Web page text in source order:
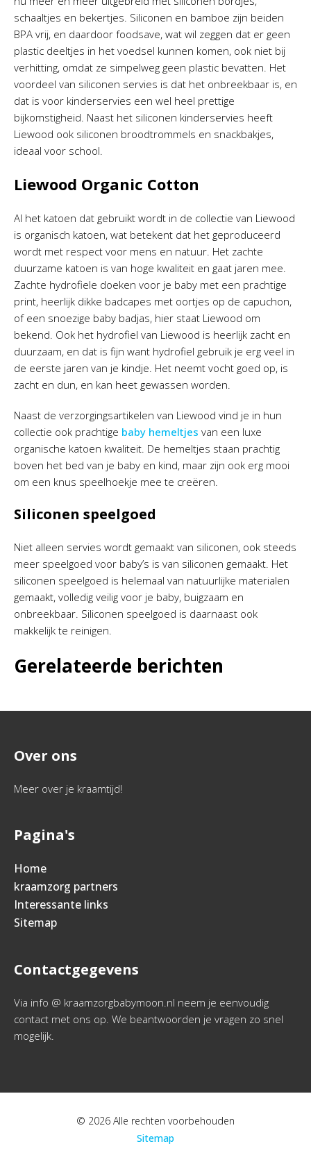
schaaltjes en bekertjes. Siliconen en bamboe zijn beiden
BPA vrij, en daardoor foodsave, wat wil zeggen dat er geen
plastic deeltjes in het voedsel kunnen komen, ook niet bij
verhitting, omdat ze simpelweg geen plastic bevatten. Het
voordeel van siliconen servies is dat het onbreekbaar is, en
dat is voor kinderservies een wel heel prettige
bijkomstigheid. Naast het siliconen kinderservies heeft
Liewood ook siliconen broodtrommels en snackbakjes,
ideaal voor school.
Liewood Organic Cotton
Al het katoen dat gebruikt wordt in de collectie van Liewood
is organisch katoen, wat betekent dat het geproduceerd
wordt met respect voor mens en natuur. Het zachte
duurzame katoen is van hoge kwaliteit en gaat jaren mee.
Zachte hydrofiele doeken voor je baby met een prachtige
print, heerlijk dikke badcapes met oortjes op de capuchon,
of een snoezige baby badjas, hier staat Liewood om
bekend. Ook het hydrofiel van Liewood is heerlijk zacht en
duurzaam, en dat is fijn want hydrofiel gebruik je erg veel in
de eerste jaren van je kindje. Het neemt vocht goed op, is
zacht en dun, en kan heet gewassen worden.
Naast de verzorgingsartikelen van Liewood vind je in hun
collectie ook prachtige baby hemeltjes van een luxe
organische katoen kwaliteit. De hemeltjes staan prachtig
boven het bed van je baby en kind, maar zijn ook erg mooi
om een knus speelhoekje mee te creëren.
Siliconen speelgoed
Niet alleen servies wordt gemaakt van siliconen, ook steeds
meer speelgoed voor baby’s is van siliconen gemaakt. Het
siliconen speelgoed is helemaal van natuurlijke materialen
gemaakt, volledig veilig voor je baby, buigzaam en
onbreekbaar. Siliconen speelgoed is daarnaast ook
makkelijk te reinigen.
Gerelateerde berichten
Over ons
Meer over je kraamtijd!
Pagina's
Home
kraamzorg partners
Interessante links
Sitemap
Contactgegevens
Via info @ kraamzorgbabymoon.nl neem je eenvoudig
contact met ons op. We beantwoorden je vragen zo snel
mogelijk.
© 2026 Alle rechten voorbehouden
Sitemap